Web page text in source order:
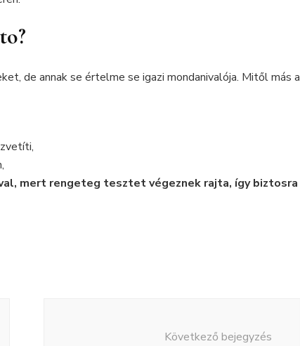
de annak se értelme se igazi mondanivalója. Mitől más a
mert rengeteg tesztet végeznek rajta, így biztosra
Következő bejegyzés